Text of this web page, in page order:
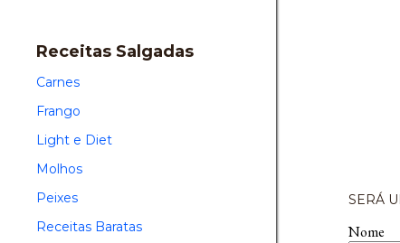
SERÁ
Nome
Receitas Salgadas
Carnes
Frango
Light e Diet
Molhos
Peixes
Receitas Baratas